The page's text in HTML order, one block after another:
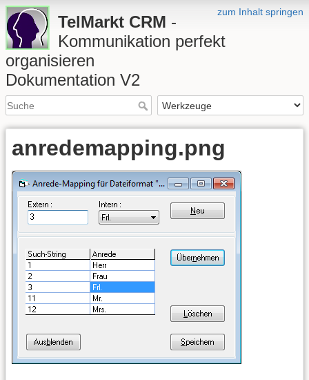
zum Inhalt springen
TelMarkt CRM -
Kommunikation perfekt
organisieren
Dokumentation V2
anredemapping.png